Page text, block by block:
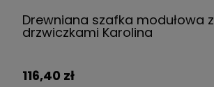
Drewniana szafka modułowa z
drzwiczkami Karolina
116,40 zł